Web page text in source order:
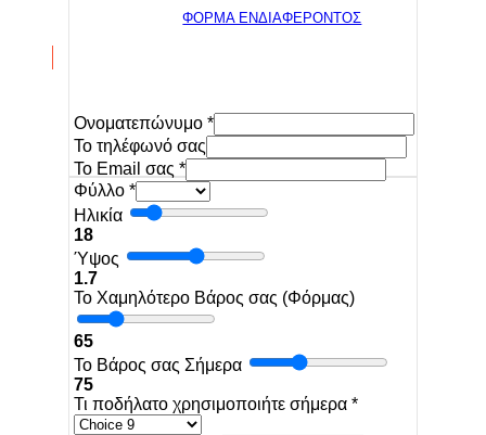
ΦΟΡΜΑ ΕΝΔΙΑΦΕΡΟΝΤΟΣ
Ονοματεπώνυμο *
To τηλέφωνό σας
Το Email σας *
Φύλλο *
Ηλικία
18
Ύψος
1.7
Το Χαμηλότερο Βάρος σας (Φόρμας)
65
Το Βάρος σας Σήμερα
75
Τι ποδήλατο χρησιμοποιήτε σήμερα *